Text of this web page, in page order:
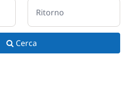
Ritorno
Cerca